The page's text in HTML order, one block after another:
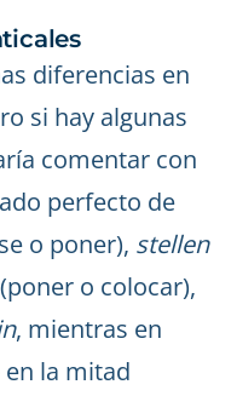
diferencias en
si hay algunas
comentar con
perfecto de
o poner), stellen
o colocar),
, mientras en
la mitad